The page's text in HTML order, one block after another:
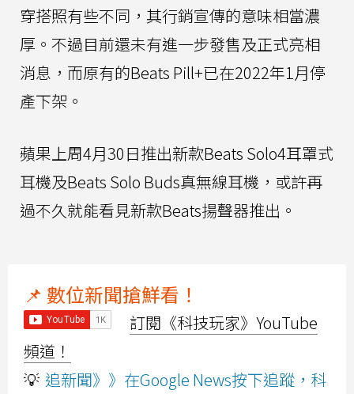
穿搭照有些不同，其行銷宣傳的意味相當濃
厚。不過目前還未有進一步發售及正式亮相
消息，而原有的Beats Pill+已在2022年1月停
產下架。
蘋果上周4月30日推出新款Beats Solo4耳罩式
耳機及Beats Solo Buds真無線耳機，或許再
過不久就能看見新款Beats揚聲器推出。
📌 數位新聞搶鮮看！
訂閱《科技玩家》YouTube
頻道！
💡 追新聞》》在Google News按下追蹤，科